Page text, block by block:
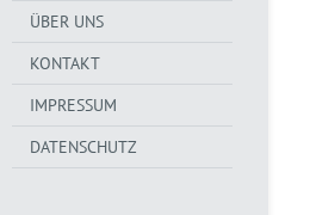
ÜBER UNS
KONTAKT
IMPRESSUM
DATENSCHUTZ